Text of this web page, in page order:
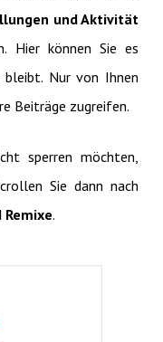
und Aktivität
Hier können Sie es
Nur von Ihnen
Beiträge zugreifen.
sperren möchten,
Sie dann nach
.